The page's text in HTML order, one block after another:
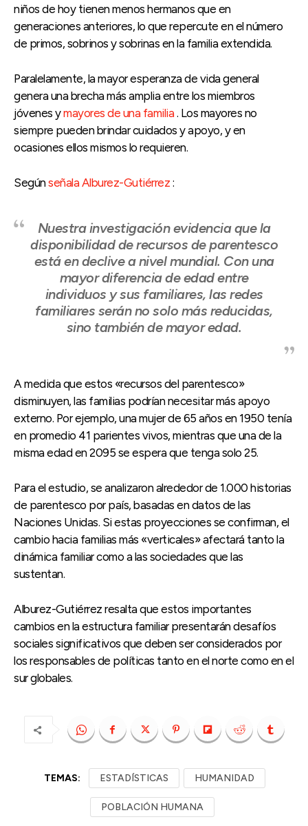
niños de hoy tienen menos hermanos que en
generaciones anteriores, lo que repercute en el número
de primos, sobrinos y sobrinas en la familia extendida.
Paralelamente, la mayor esperanza de vida general
genera una brecha más amplia entre los miembros
jóvenes ymayores de una familia . Los mayores no
siempre pueden brindar cuidados y apoyo, y en
ocasiones ellos mismos lo requieren.
Segúnseñala Alburez-Gutiérrez :
Nuestra investigación evidencia que la
disponibilidad de recursos de parentesco
está en declive a nivel mundial. Con una
mayor diferencia de edad entre
individuos y sus familiares, las redes
familiares serán no solo más reducidas,
sino también de mayor edad.
A medida que estos «recursos del parentesco»
disminuyen, las familias podrían necesitar más apoyo
externo. Por ejemplo, una mujer de 65 años en 1950 tenía
en promedio 41 parientes vivos, mientras que una de la
misma edad en 2095 se espera que tenga solo 25.
Para el estudio, se analizaron alrededor de 1.000 historias
de parentesco por país, basadas en datos de las
Naciones Unidas. Si estas proyecciones se confirman, el
cambio hacia familias más «verticales» afectará tanto la
dinámica familiar como a las sociedades que las
sustentan.
Alburez-Gutiérrez resalta que estos importantes
cambios en la estructura familiar presentarán desafíos
sociales significativos que deben ser considerados por
los responsables de políticas tanto en el norte como en el
sur globales.
TEMAS: ESTADÍSTICAS HUMANIDAD
POBLACIÓN HUMANA